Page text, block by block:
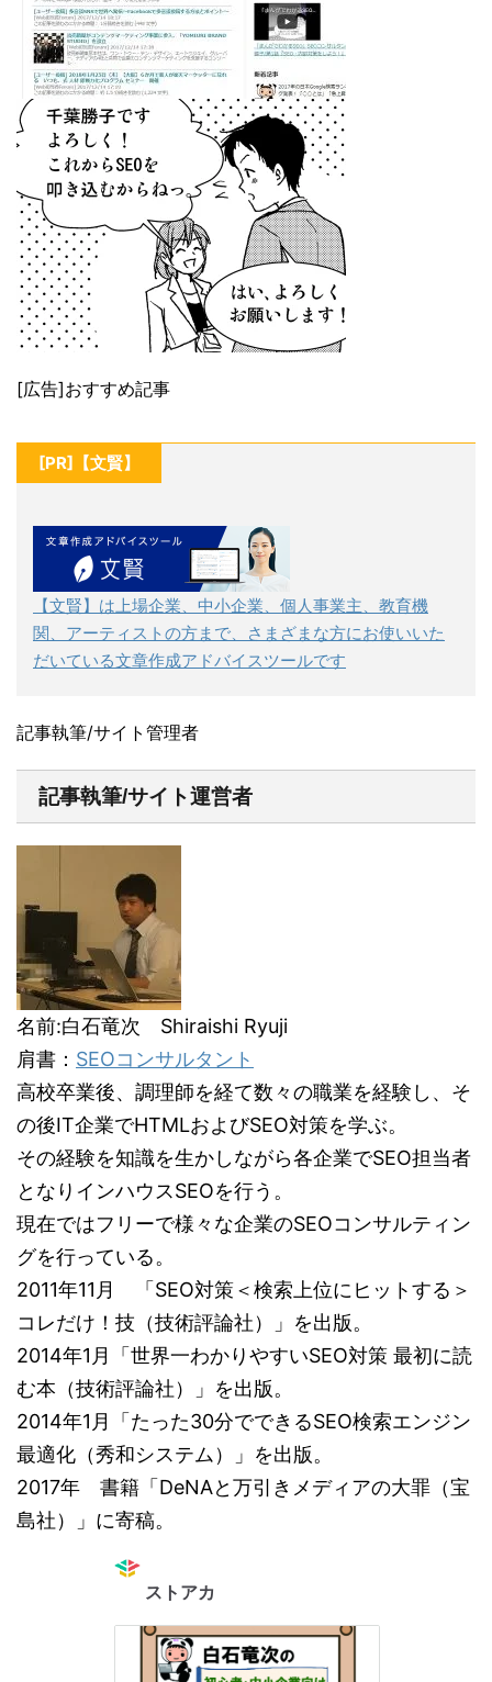
[広告]おすすめ記事
[PR]【文賢】
【文賢】は上場企業、中小企業、個人事業主、教育機
関、アーティストの方まで、さまざまな方にお使いいた
だいている文章作成アドバイスツールです
記事執筆/サイト管理者
記事執筆/サイト運営者
名前:白石竜次 Shiraishi Ryuji
肩書： SEOコンサルタント
高校卒業後、調理師を経て数々の職業を経験し、そ
の後IT企業でHTMLおよびSEO対策を学ぶ。
その経験を知識を生かしながら各企業でSEO担当者
となりインハウスSEOを行う。
現在ではフリーで様々な企業のSEOコンサルティン
グを行っている。
2011年11月 「SEO対策＜検索上位にヒットする＞
コレだけ！技（技術評論社）」を出版。
2014年1月「世界一わかりやすいSEO対策 最初に読
む本（技術評論社）」を出版。
2014年1月「たった30分でできるSEO検索エンジン
最適化（秀和システム）」を出版。
2017年 書籍「DeNAと万引きメディアの大罪（宝
島社）」に寄稿。
ストアカ